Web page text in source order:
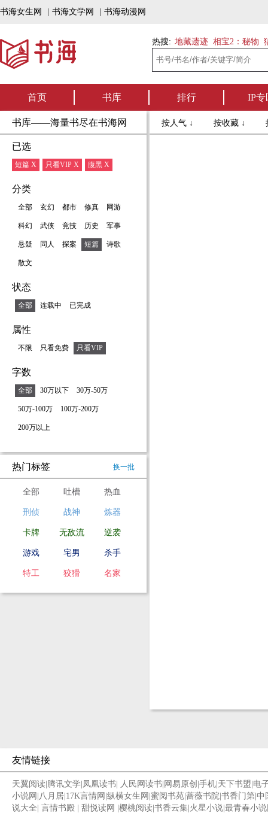
书海女生网 书海文学网 书海动漫网
热搜: 地藏遗迹 相宝2：秘物
首页 书库 排行 IP专
书库——海量书尽在书海网
已选
短篇 X 只看VIP X 腹黑 X
分类
全部 玄幻 都市 修真 网游
科幻 武侠 竞技 历史 军事
悬疑 同人 探案 短篇 诗歌
散文
状态
全部 连载中 已完成
属性
不限 只看免费 只看VIP
字数
全部 30万以下 30万-50万
50万-100万 100万-200万
200万以上
热门标签 换一批
全部 吐槽 热血
刑侦 战神 炼器
卡牌 无敌流 逆袭
游戏 宅男 杀手
特工 狡猾 名家
按人气 ↓ 按收藏 ↓
友情链接
天翼阅读 腾讯文学 凤凰读书 人民网读书 网易原创 手机 天下书盟 电
小说网 八月居 17K言情网 纵横女生网 蜜阅书苑 蔷薇书院 书香门第 中
说大全 言情书殿 甜悦读网 樱桃阅读 书香云集 火星小说 最青春小